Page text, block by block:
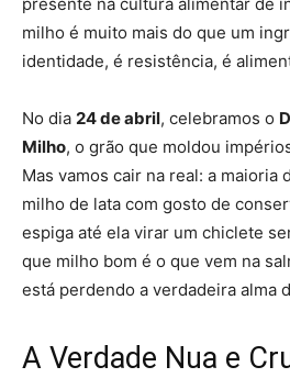
milho é muito mais do que um
identidade, é resistência, é
No dia 24 de abril, celebramos o
Milho, o grão que moldou
Mas vamos cair na real: a maioria
milho de lata com gosto de
espiga até ela virar um chiclete
que milho bom é o que vem na
está perdendo a verdadeira alma
A Verdade Nua e